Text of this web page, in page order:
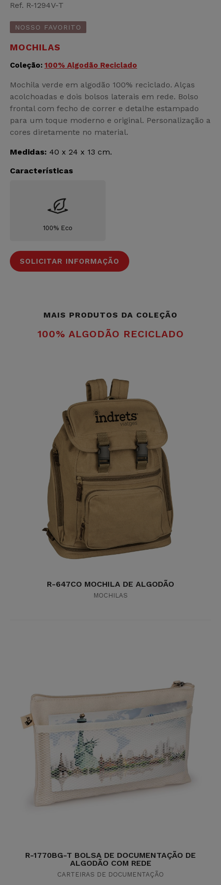
Ref. R-1294V-T
NOSSO FAVORITO
MOCHILAS
Coleção: 100% Algodão Reciclado
Mochila verde em algodão 100% reciclado. Alças
acolchoadas e dois bolsos laterais em rede. Bolso
frontal com fecho de correr e detalhe estampado
para um toque moderno e original. Personalização a
cores diretamente no material.
Medidas: 40 x 24 x 13 cm.
Características
100% Eco
SOLICITAR INFORMAÇÃO
MAIS PRODUTOS DA COLEÇÃO
100% ALGODÃO RECICLADO
R-647CO MOCHILA DE ALGODÃO
MOCHILAS
R-1770BG-T BOLSA DE DOCUMENTAÇÃO DE
ALGODÃO COM REDE
CARTEIRAS DE DOCUMENTAÇÃO